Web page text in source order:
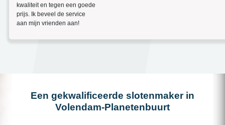
kwaliteit en tegen een goede
prijs. Ik beveel de service
aan mijn vrienden aan!
Een gekwalificeerde slotenmaker in
Volendam-Planetenbuurt